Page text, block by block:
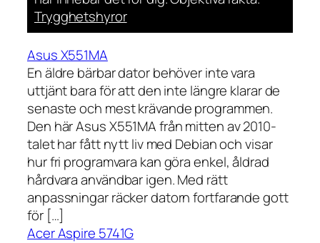
Trygghetshyror
Asus X551MA
En äldre bärbar dator behöver inte vara
uttjänt bara för att den inte längre klarar de
senaste och mest krävande programmen.
Den här Asus X551MA från mitten av 2010-
talet har fått nytt liv med Debian och visar
hur fri programvara kan göra enkel, åldrad
hårdvara användbar igen. Med rätt
anpassningar räcker datorn fortfarande gott
för […]
Acer Aspire 5741G